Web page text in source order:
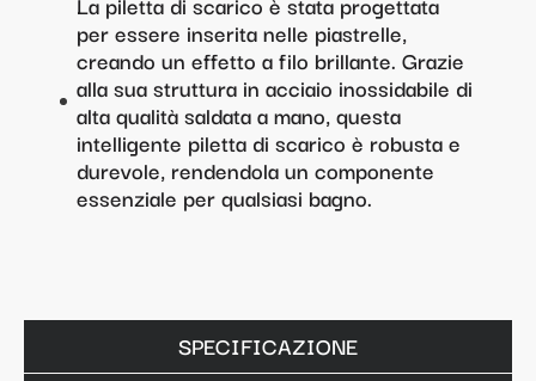
SPECIFICAZIONE
per essere inserita nelle piastrelle,
creando un effetto a filo brillante. Grazie
alla sua struttura in acciaio inossidabile di
alta qualità saldata a mano, questa
intelligente piletta di scarico è robusta e
durevole, rendendola un componente
essenziale per qualsiasi bagno.